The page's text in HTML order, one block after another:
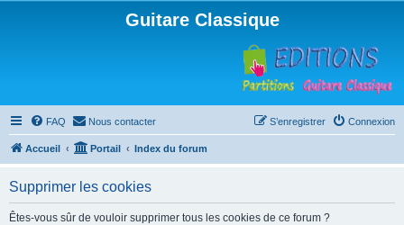
Guitare Classique
FAQ Nous contacter Connexion
S’enregistrer
Accueil Portail Index du forum
Supprimer les cookies
Êtes-vous sûr de vouloir supprimer tous les cookies de ce forum ?